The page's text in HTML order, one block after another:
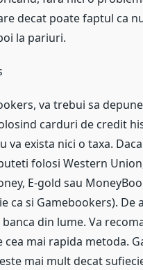
decat poate faptul ca
la pariuri.
va trebui sa
carduri de credit
va exista nici o taxa.
folosi Western
E-gold sau
ca si Gamebookers). De
din lume. Va
mai rapida metoda.
mai mult decat